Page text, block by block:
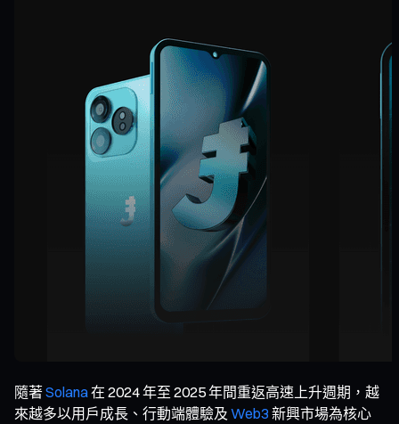
隨著Solana在 2024 年至 2025 年間重返高速上升週期，越
來越多以用戶成長、行動端體驗及 Web3 新興市場為核心